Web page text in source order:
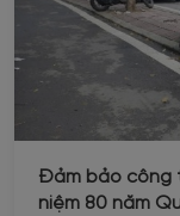
Đảm bảo công
niệm 80 năm